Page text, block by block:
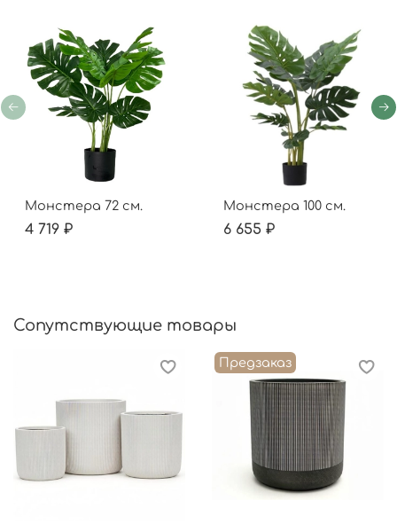
Монстера 72 см.
4 719 ₽
Монстера 100 см.
6 655 ₽
Сопутствующие товары
Предзаказ